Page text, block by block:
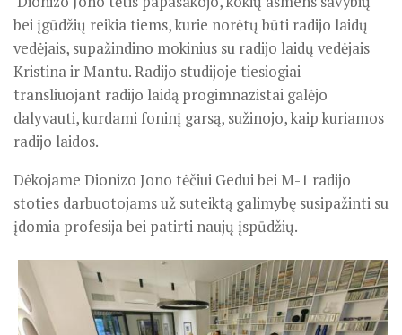
bei įgūdžių reikia tiems, kurie norėtų būti radijo laidų
vedėjais, supažindino mokinius su radijo laidų vedėjais
Kristina ir Mantu. Radijo studijoje tiesiogiai
transliuojant radijo laidą progimnazistai galėjo
dalyvauti, kurdami foninį garsą, sužinojo, kaip kuriamos
radijo laidos.
Dėkojame Dionizo Jono tėčiui Gedui bei M-1 radijo
stoties darbuotojams už suteiktą galimybę susipažinti su
įdomia profesija bei patirti naujų įspūdžių.